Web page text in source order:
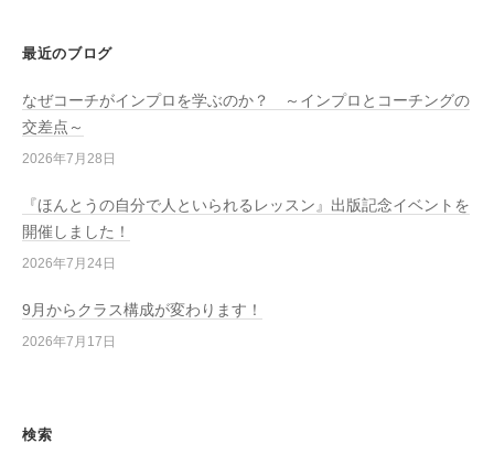
最近のブログ
なぜコーチがインプロを学ぶのか？ ～インプロとコーチングの
交差点～
2026年7月28日
『ほんとうの自分で人といられるレッスン』出版記念イベントを
開催しました！
2026年7月24日
9月からクラス構成が変わります！
2026年7月17日
検索